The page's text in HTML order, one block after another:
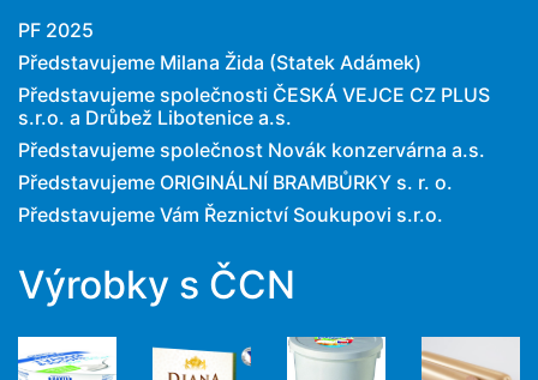
PF 2025
Představujeme Milana Žida (Statek Adámek)
Představujeme společnosti ČESKÁ VEJCE CZ PLUS
s.r.o. a Drůbež Libotenice a.s.
Představujeme společnost Novák konzervárna a.s.
Představujeme ORIGINÁLNÍ BRAMBŮRKY s. r. o.
Představujeme Vám Řeznictví Soukupovi s.r.o.
Výrobky s ČCN